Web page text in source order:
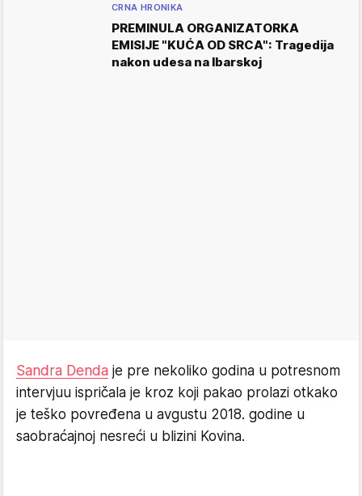
CRNA HRONIKA
PREMINULA ORGANIZATORKA
EMISIJE "KUĆA OD SRCA": Tragedija
nakon udesa na Ibarskoj
Sandra Denda je pre nekoliko godina u potresnom
intervjuu ispričala je kroz koji pakao prolazi otkako
je teško povređena u avgustu 2018. godine u
saobraćajnoj nesreći u blizini Kovina.